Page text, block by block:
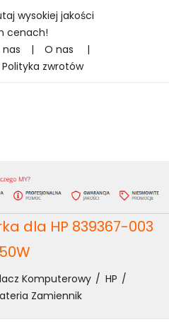
wysokiej jakości
cenach!
| O nas
|
Polityka zwrotów
dla HP 839367-003
Komputerowy
HP
Zamiennik